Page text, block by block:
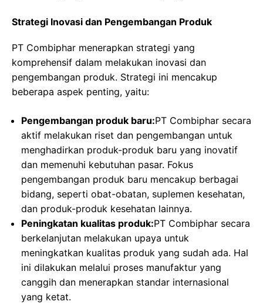
Strategi Inovasi dan Pengembangan Produk
PT Combiphar menerapkan strategi yang
komprehensif dalam melakukan inovasi dan
pengembangan produk. Strategi ini mencakup
beberapa aspek penting, yaitu:
Pengembangan produk baru:PT Combiphar secara
aktif melakukan riset dan pengembangan untuk
menghadirkan produk-produk baru yang inovatif
dan memenuhi kebutuhan pasar. Fokus
pengembangan produk baru mencakup berbagai
bidang, seperti obat-obatan, suplemen kesehatan,
dan produk-produk kesehatan lainnya.
Peningkatan kualitas produk:PT Combiphar secara
berkelanjutan melakukan upaya untuk
meningkatkan kualitas produk yang sudah ada. Hal
ini dilakukan melalui proses manufaktur yang
canggih dan menerapkan standar internasional
yang ketat.